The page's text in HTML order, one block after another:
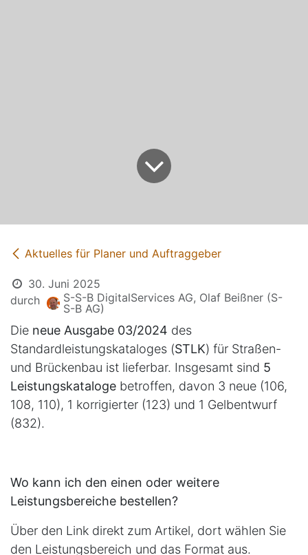
Aktuelles für Planer und Auftraggeber
30. Juni 2025
durch
S-S-B DigitalServices AG, Olaf Beißner (S-
S-B AG)
Die neue Ausgabe 03/2024 des
Standardleistungskataloges (STLK) für Straßen-
und Brückenbau ist lieferbar. Insgesamt sind 5
Leistungskataloge betroffen, davon 3 neue (106,
108, 110), 1 korrigierter (123) und 1 Gelbentwurf
(832).
Wo kann ich den einen oder weitere
Leistungsbereiche bestellen?
Über den Link direkt zum Artikel, dort wählen Sie
den Leistungsbereich und das Format aus.